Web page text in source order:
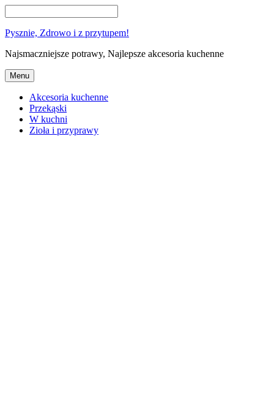
Pysznie, Zdrowo i z przytupem!
Najsmaczniejsze potrawy, Najlepsze akcesoria kuchenne
Menu
Akcesoria kuchenne
Przekąski
W kuchni
Zioła i przyprawy